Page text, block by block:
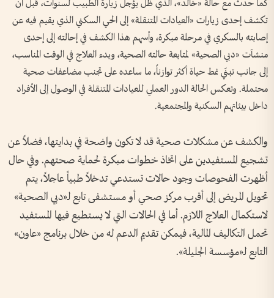
كما حدث مع حالة «خالد»، الذي ظل يؤجل زيارة الطبيب لسنوات، قبل أن
تكشف إحدى زيارات «العيادات المتنقلة» إلى الحي السكني الذي يقيم فيه عن
إصابته بالسكري في مرحلة مبكرة، وأسهم هذا الكشف في إحالته إلى إحدى
منشآت «دبي الصحية» لمتابعة حالته الصحية، وبدء العلاج في الوقت المناسب،
إلى جانب تبنّي نمط حياة أكثر توازناً، ما ساعده على تجنب مضاعفات صحية
محتملة. وتعكس الحالة الدور العملي للعيادات المتنقلة في الوصول إلى الأفراد
داخل بيئاتهم السكنية والمجتمعية.
والكشف عن مشكلات صحية قد لا تكون واضحة في بدايتها، فضلاً عن
تشجيع المستفيدين على اتخاذ خطوات مبكرة لحماية صحتهم. وفي حال
أظهرت الفحوصات وجود حالات تستدعي تدخلاً طبياً عاجلاً، يتم
تحويل المريض إلى أقرب مركز صحي أو مستشفى تابع لـ«دبي الصحية»
لاستكمال العلاج اللازم. أما في الحالات التي لا يستطيع فيها المستفيد
تحمل التكاليف المالية، فيمكن تقديم الدعم له من خلال برنامج «عاون»
التابع لـ«مؤسسة الجليلة».